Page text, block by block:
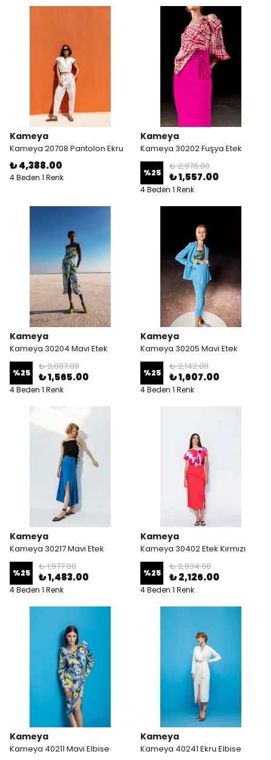
Kameya
Kameya 20708 Pantolon Ekru
₺ 4,388.00
4 Beden 1 Renk
Kameya
Kameya 30202 Fuşya Etek
%25
₺ 2,076.00
₺ 1,557.00
4 Beden 1 Renk
Kameya
Kameya 30204 Mavi Etek
%25
₺ 2,087.00
₺ 1,565.00
4 Beden 1 Renk
Kameya
Kameya 30205 Mavi Etek
%25
₺ 2,142.00
₺ 1,607.00
4 Beden 1 Renk
Kameya
Kameya 30217 Mavi Etek
%25
₺ 1,977.00
₺ 1,483.00
4 Beden 1 Renk
Kameya
Kameya 30402 Etek Kırmızı
%25
₺ 2,834.00
₺ 2,126.00
4 Beden 1 Renk
Kameya
Kameya 40211 Mavi Elbise
Kameya
Kameya 40241 Ekru Elbise